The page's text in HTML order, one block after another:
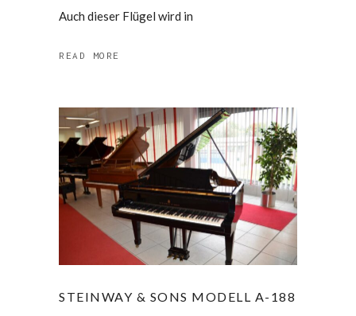
Auch dieser Flügel wird in
READ MORE
STEINWAY & SONS MODELL A-188